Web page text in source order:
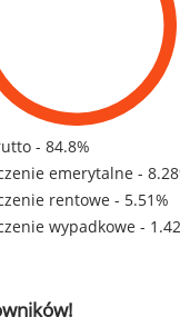
- 84.8%
emerytalne -
rentowe - 5.51%
wypadkowe -